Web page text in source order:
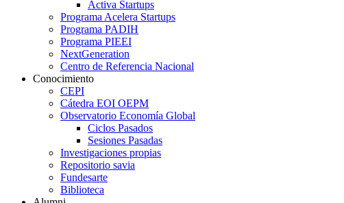
Activa Startups
Programa Acelera Startups
Programa PADIH
Programa PIEEI
NextGeneration
Centro de Referencia Nacional
Conocimiento
CEPI
Cátedra EOI OEPM
Observatorio Economía Global
Ciclos Pasados
Sesiones Pasadas
Investigaciones propias
Repositorio savia
Fundesarte
Biblioteca